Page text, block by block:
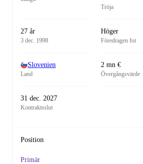
Tröja
27 år
3 dec. 1998
Höger
Föredragen fot
Slovenien
Land
2 mn €
Övergångsvärde
31 dec. 2027
Kontraktsslut
Position
Primär